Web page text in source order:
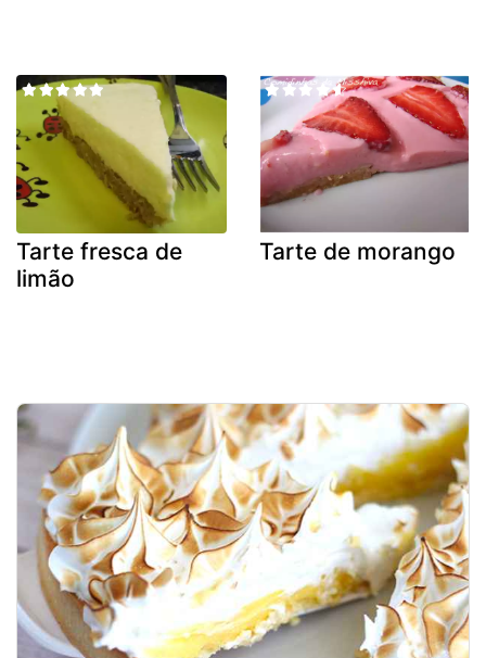
Tarte fresca de
limão
Tarte de morango